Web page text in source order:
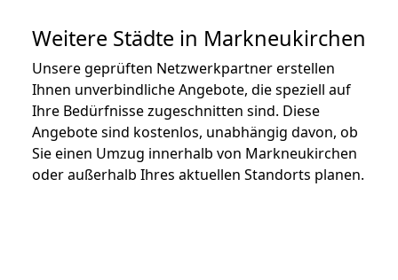
Weitere Städte in Markneukirchen
Unsere geprüften Netzwerkpartner erstellen
Ihnen unverbindliche Angebote, die speziell auf
Ihre Bedürfnisse zugeschnitten sind. Diese
Angebote sind kostenlos, unabhängig davon, ob
Sie einen Umzug innerhalb von Markneukirchen
oder außerhalb Ihres aktuellen Standorts planen.